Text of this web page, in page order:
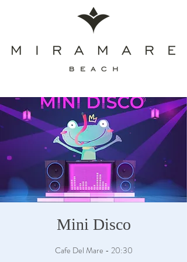
Mini Disco
Cafe Del Mare - 20:30